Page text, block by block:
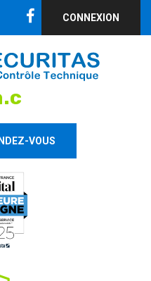
CONNEXION
VOUS